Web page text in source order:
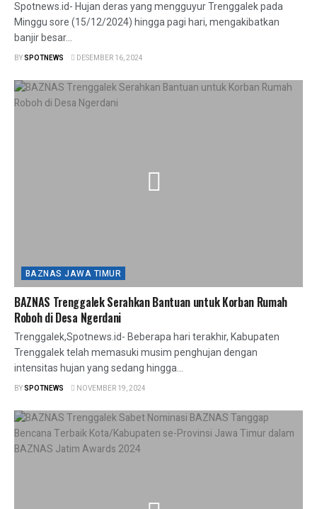
Spotnews.id- Hujan deras yang mengguyur Trenggalek pada
Minggu sore (15/12/2024) hingga pagi hari, mengakibatkan
banjir besar...
BYSPOTNEWS DESEMBER 16, 2024
BAZNAS JAWA TIMUR
BAZNAS Trenggalek Serahkan Bantuan untuk Korban Rumah
Roboh di Desa Ngerdani
Trenggalek,Spotnews.id- Beberapa hari terakhir, Kabupaten
Trenggalek telah memasuki musim penghujan dengan
intensitas hujan yang sedang hingga...
BYSPOTNEWS NOVEMBER 19, 2024